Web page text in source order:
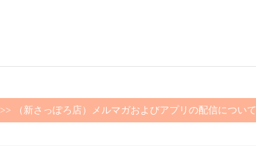
>> （新さっぽろ店）メルマガおよびアプリの配信について